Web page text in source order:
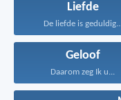
Liefde
De liefde is
Geloof
Daarom zeg Ik u...